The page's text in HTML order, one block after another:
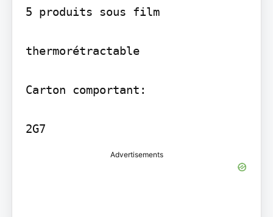
5 produits sous film
thermorétractable
Carton comportant:
2G7
Advertisements